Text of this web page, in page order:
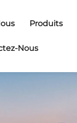
Produits
Nous